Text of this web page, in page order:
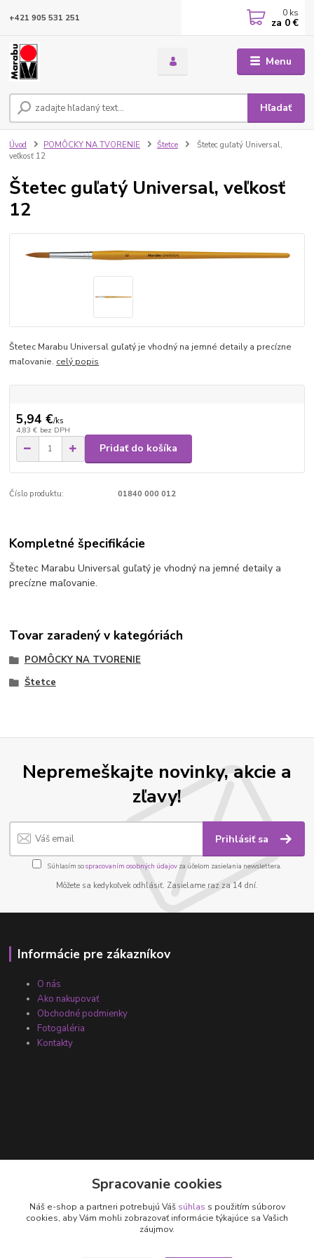
Menu
Hľadať
+421 905 531 251 0 ks
za 0 €
Úvod POMÔCKY NA TVORENIE Štetce
Štetec guľatý Universal,
veľkosť 12
Štetec guľatý Universal, veľkosť
12
Štetec Marabu Universal guľatý je vhodný na jemné detaily a precízne
maľovanie. celý popis
5,94 €/ks
4,83 € bez DPH
Pridať do košíka
Číslo produktu: 01840 000 012
Kompletné špecifikácie
Štetec Marabu Universal guľatý je vhodný na jemné detaily a
precízne maľovanie.
Tovar zaradený v kategóriách
POMÔCKY NA TVORENIE
Štetce
Nepremeškajte novinky, akcie a
zľavy!
Prihlásiť sa
Súhlasím sospracovaním osobných údajov za účelom zasielania newslettera.
Môžete sa kedykoľvek odhlásiť. Zasielame raz za 14 dní.
Informácie pre zákazníkov
O nás
Ako nakupovať
Obchodné podmienky
Fotogaléria
Kontakty
+421 905 531 251
Spracovanie cookies
Náš e-shop a partneri potrebujú Váš súhlas s použitím súborov
cookies, aby Vám mohli zobrazovať informácie týkajúce sa Vašich
záujmov.